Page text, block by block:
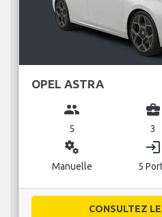
OPEL ASTRA
group
5
business_center
3
miscellaneous_services
Manuelle
login
5
CONSULTEZ